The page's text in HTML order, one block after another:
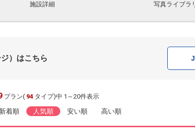
施設詳細 写真ライブラ
）はこちら
プラン( 94 タイプ)中 1～20件表示
着順 人気順 安い順 高い順